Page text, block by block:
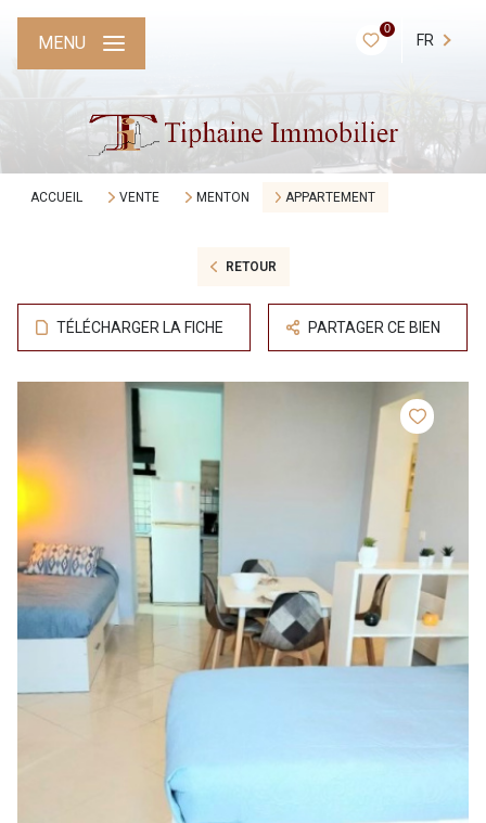
0
FR
MENU
ACCUEIL VENTE MENTON APPARTEMENT
RETOUR
TÉLÉCHARGER LA FICHE PARTAGER CE BIEN